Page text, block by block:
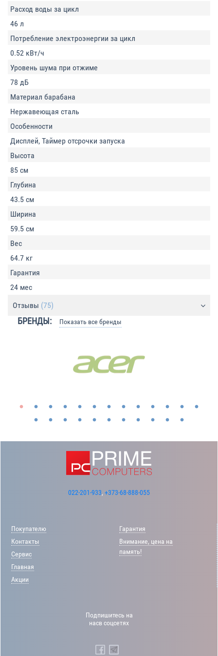
Расход воды за цикл
46 л
Потребление электроэнергии за цикл
0.52 кВт/ч
Уровень шума при отжиме
78 дБ
Материал барабана
Нержавеющая сталь
Особенности
Дисплей, Таймер отсрочки запуска
Высота
85 см
Глубина
43.5 см
Ширина
59.5 см
Вес
64.7 кг
Гарантия
24 мес
Отзывы (75)
БРЕНДЫ: Показать все бренды
022-201-933, +373-68-888-055
Покупателю
Контакты
Сервис
Главная
Акции
Гарантия
Внимание, цена на
память!
Подпишитесь на
насв соцсетях